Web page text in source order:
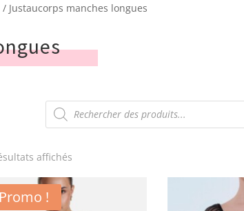
/ Justaucorps manches longues
Recherche
de
produits
affichésTrié
plus
récent
!